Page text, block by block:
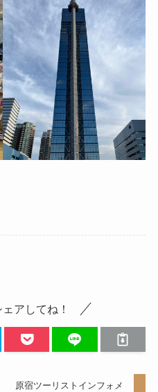
アしてね！
原宿ツーリストインフォメ